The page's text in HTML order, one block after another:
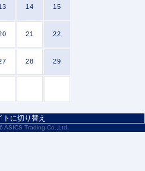
14 15
21 22
28 29
トに切り替え
ASICS Trading Co.,Ltd.